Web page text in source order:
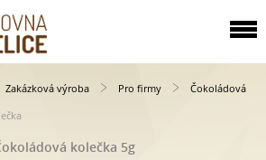
Zakázková výroba Pro firmy
Čokoládová
kolečka 5g